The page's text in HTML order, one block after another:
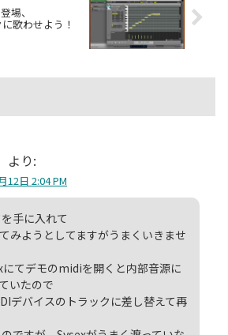
場、
歌わせよう！
より:
12日 2:04 PM
手に入れて
みようとしてますがうまくいきませ
てデモのmidiを開くと内部音源に
いたので
デバイスのトラックに差し替えて再